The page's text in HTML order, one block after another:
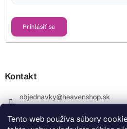
Tento web používa súbory
Prihlásiť sa
Kontakt
objednavky@heavenshop.sk
_Info objednávky : +421 914